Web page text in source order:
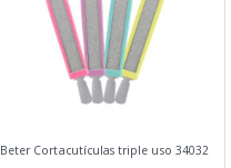
Beter Cortacutículas triple uso 34032